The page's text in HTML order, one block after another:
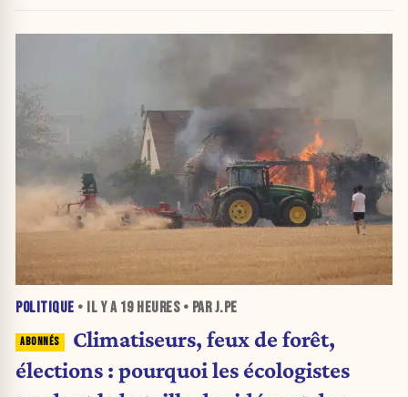
POLITIQUE • IL Y A 19 HEURES• PAR J.PE
Climatiseurs, feux de forêt,
élections : pourquoi les écologistes